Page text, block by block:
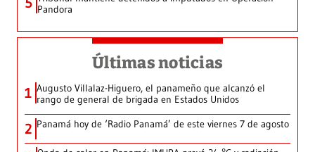
Pandora
Últimas noticias
1 Augusto Villalaz-Higuero, el panameño que alcanzó el
rango de general de brigada en Estados Unidos
2 Panamá hoy de ‘Radio Panamá’ de este viernes 7 de agosto